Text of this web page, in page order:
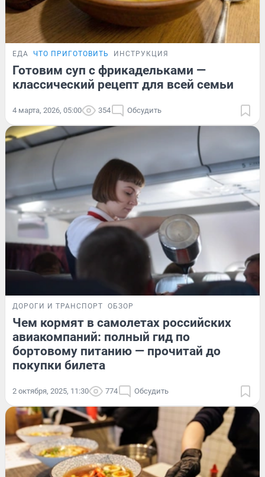
ЕДА ЧТО ПРИГОТОВИТЬ ИНСТРУКЦИЯ
Готовим суп с фрикадельками —
классический рецепт для всей семьи
4 марта, 2026, 05:00 354 Обсудить
ДОРОГИ И ТРАНСПОРТ ОБЗОР
Чем кормят в самолетах российских
авиакомпаний: полный гид по
бортовому питанию — прочитай до
покупки билета
2 октября, 2025, 11:30 774 Обсудить